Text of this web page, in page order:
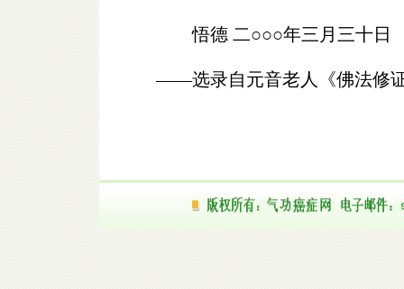
悟德 二○○○年三月三十日
——选录自元音老人《佛法修